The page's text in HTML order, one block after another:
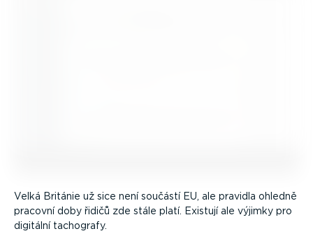
Velká Británie už sice není součástí EU, ale pravidla ohledně
pracovní doby řidičů zde stále platí. Existují ale výjimky pro
digitální tachografy.